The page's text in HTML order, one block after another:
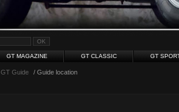
GT MAGAZINE GT CLASSIC GT
GT Guide / Guide location